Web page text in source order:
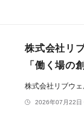
株式会社リ
「働く場の
株式会社リブウ
2026年07月22日